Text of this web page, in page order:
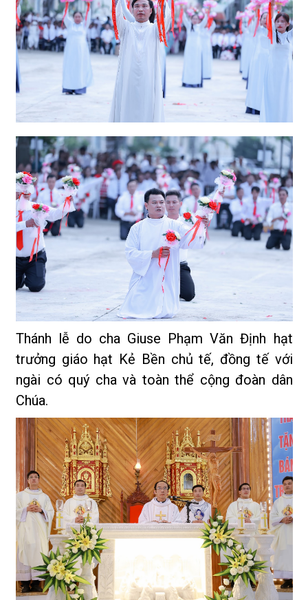
Thánh lễ do cha Giuse Phạm Văn Định hạt
trưởng giáo hạt Kẻ Bền chủ tế, đồng tế với
ngài có quý cha và toàn thể cộng đoàn dân
Chúa.